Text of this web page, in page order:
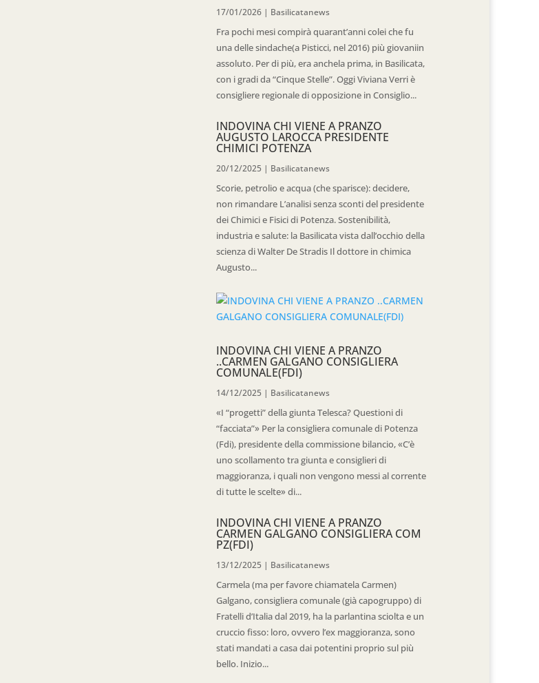
17/01/2026 | Basilicatanews
Fra pochi mesi compirà quarant’anni colei che fu
una delle sindache(a Pisticci, nel 2016) più giovaniin
assoluto. Per di più, era anchela prima, in Basilicata,
con i gradi da “Cinque Stelle”. Oggi Viviana Verri è
consigliere regionale di opposizione in Consiglio...
INDOVINA CHI VIENE A PRANZO
AUGUSTO LAROCCA PRESIDENTE
CHIMICI POTENZA
20/12/2025 | Basilicatanews
Scorie, petrolio e acqua (che sparisce): decidere,
non rimandare L’analisi senza sconti del presidente
dei Chimici e Fisici di Potenza. Sostenibilità,
industria e salute: la Basilicata vista dall’occhio della
scienza di Walter De Stradis Il dottore in chimica
Augusto...
INDOVINA CHI VIENE A PRANZO
..CARMEN GALGANO CONSIGLIERA
COMUNALE(FDI)
14/12/2025 | Basilicatanews
«I “progetti” della giunta Telesca? Questioni di
“facciata”» Per la consigliera comunale di Potenza
(Fdi), presidente della commissione bilancio, «C’è
uno scollamento tra giunta e consiglieri di
maggioranza, i quali non vengono messi al corrente
di tutte le scelte» di...
INDOVINA CHI VIENE A PRANZO
CARMEN GALGANO CONSIGLIERA COM
PZ(FDI)
13/12/2025 | Basilicatanews
Carmela (ma per favore chiamatela Carmen)
Galgano, consigliera comunale (già capogruppo) di
Fratelli d’Italia dal 2019, ha la parlantina sciolta e un
cruccio fisso: loro, ovvero l’ex maggioranza, sono
stati mandati a casa dai potentini proprio sul più
bello. Inizio...